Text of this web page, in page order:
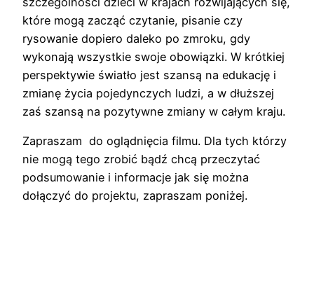
które mogą zacząć czytanie, pisanie czy
rysowanie dopiero daleko po zmroku, gdy
wykonają wszystkie swoje obowiązki. W krótkiej
perspektywie światło jest szansą na edukację i
zmianę życia pojedynczych ludzi, a w dłuższej
zaś szansą na pozytywne zmiany w całym kraju.
Zapraszam do oglądnięcia filmu. Dla tych którzy
nie mogą tego zrobić bądź chcą przeczytać
podsumowanie i informacje jak się można
dołączyć do projektu, zapraszam poniżej.